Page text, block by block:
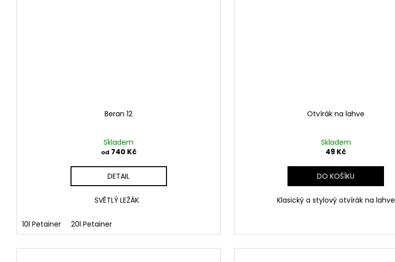
Beran 12
Skladem
od 740 Kč
DETAIL
SVĚTLÝ LEŽÁK
10l Petainer 20l Petainer
Otvírák na lahve
Skladem
49 Kč
DO KOŠÍKU
Klasický a stylový otvírák na lahve